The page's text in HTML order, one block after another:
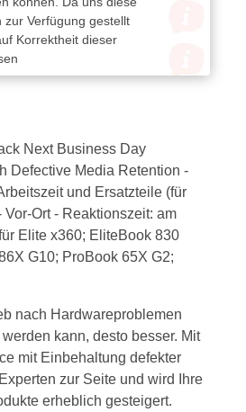
zur Verfügung gestellt
Korrektheit dieser
Next Business Day
Defective Media Retention -
und Ersatzteile (für
Vor-Ort - Reaktionszeit: am
Elite x360; EliteBook 830
G10; ProBook 65X G2;
nach Hardwareproblemen
kann, desto besser. Mit
mit Einbehaltung defekter
zur Seite und wird Ihre
erheblich gesteigert.